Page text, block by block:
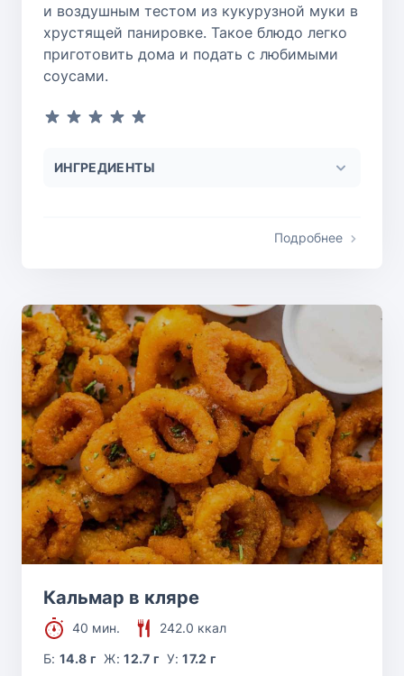
и воздушным тестом из кукурузной муки в
хрустящей панировке. Такое блюдо легко
приготовить дома и подать с любимыми
соусами.
ИНГРЕДИЕНТЫ
Подробнее
Кальмар в кляре
40 мин.
242.0 ккал
Б:14.8 г Ж:12.7 г У:17.2 г